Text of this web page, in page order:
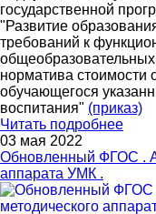
государственной
"Развитие
требований к
норматива стоимости
обучающегося
воспитания" (приказ)
Читать подробнее
03 мая 2022
Обновленный ФГОС .
аппарата УМК .